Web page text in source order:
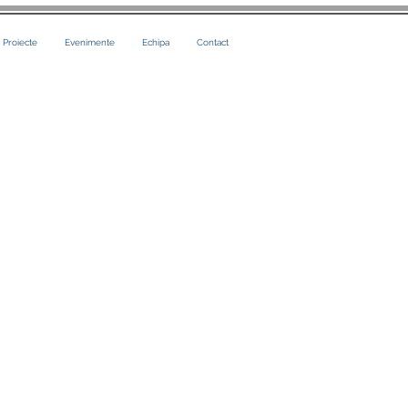
Proiecte Evenimente Echipa Contact